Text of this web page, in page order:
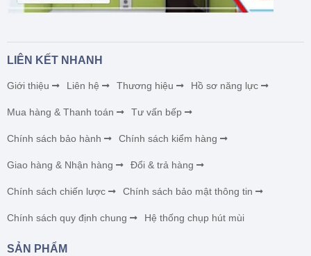
LIÊN KẾT NHANH
Giới thiệu Liên hệ Thương hiệu Hồ sơ năng lực
Mua hàng & Thanh toán Tư vấn bếp
Chính sách bảo hành Chính sách kiểm hàng
Giao hàng & Nhận hàng Đổi & trả hàng
Chính sách chiến lược Chính sách bảo mật thông tin
Chính sách quy định chung Hệ thống chụp hút mùi
SẢN PHẨM